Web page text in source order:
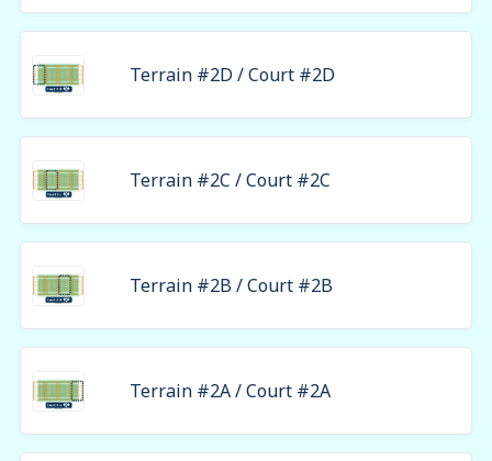
Terrain #2D / Court #2D
Terrain #2C / Court #2C
Terrain #2B / Court #2B
Terrain #2A / Court #2A